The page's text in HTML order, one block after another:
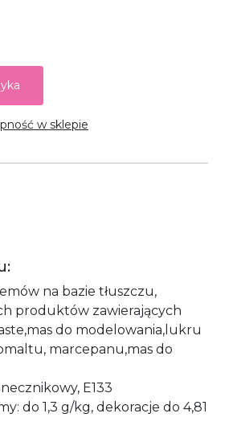
w sklepie
na bazie tłuszczu,
produktów zawierających
do modelowania,lukru
marcepanu,mas do
E133
do 1,3 g/kg, dekoracje do 4,81